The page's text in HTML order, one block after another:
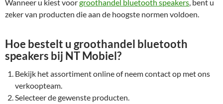
Wanneer u kiest voorgroothandel bluetooth speakers, bent u
zeker van producten die aan de hoogste normen voldoen.
Hoe bestelt u groothandel bluetooth
speakers bij NT Mobiel?
Bekijk het assortiment online of neem contact op met ons
verkoopteam.
Selecteer de gewenste producten.